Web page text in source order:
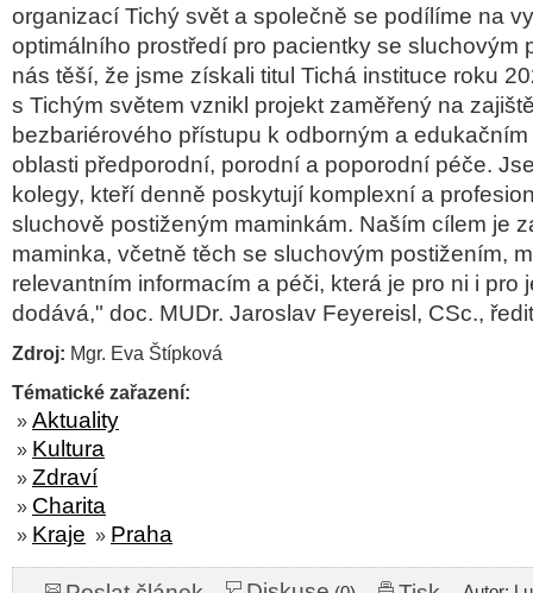
organizací Tichý svět a společně se podílíme na
optimálního prostředí pro pacientky se sluchovým
nás těší, že jsme získali titul Tichá instituce roku
s Tichým světem vznikl projekt zaměřený na
bezbariérového přístupu k odborným a
oblasti předporodní, porodní a poporodní péče.
kolegy, kteří denně poskytují komplexní a
sluchově postiženým maminkám. Naším cílem je
maminka, včetně těch se sluchovým postižením,
relevantním informacím a péči, která je pro ni i pro
dodává," doc. MUDr. Jaroslav Feyereisl, CSc.,
Zdroj: Mgr. Eva Štípková
Tématické zařazení:
» Aktuality
» Kultura
» Zdraví
» Charita
» Kraje » Praha